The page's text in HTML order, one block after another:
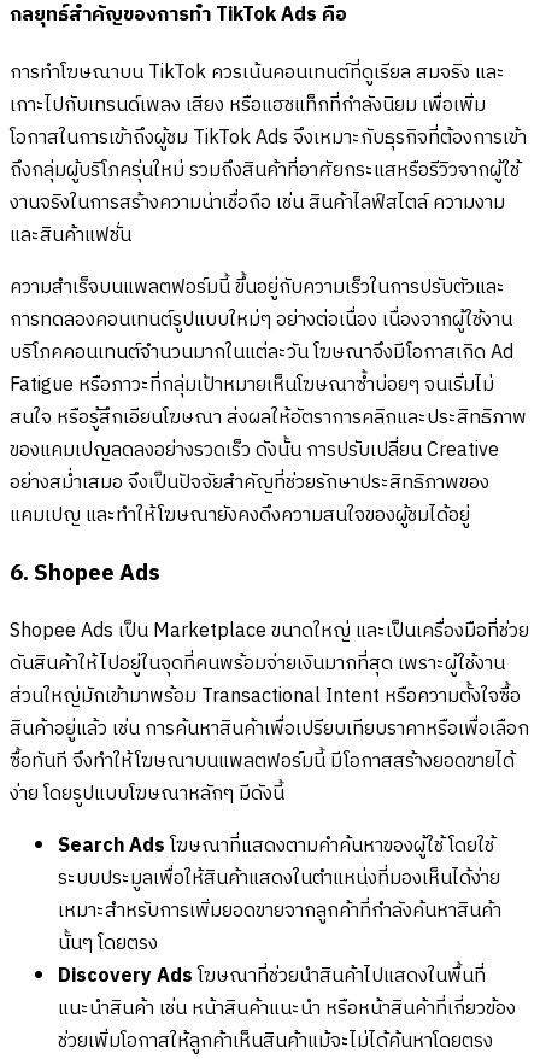
กลยุทธ์สำคัญของการทำ TikTok Ads คือ
การทำโฆษณาบน TikTok ควรเน้นคอนเทนต์ที่ดูเรียล สมจริง และ
เกาะไปกับเทรนด์เพลง เสียง หรือแฮชแท็กที่กำลังนิยม เพื่อเพิ่ม
โอกาสในการเข้าถึงผู้ชม TikTok Ads จึงเหมาะกับธุรกิจที่ต้องการเข้า
ถึงกลุ่มผู้บริโภครุ่นใหม่ รวมถึงสินค้าที่อาศัยกระแสหรือรีวิวจากผู้ใช้
งานจริงในการสร้างความน่าเชื่อถือ เช่น สินค้าไลฟ์สไตล์ ความงาม
และสินค้าแฟชั่น
ความสำเร็จบนแพลตฟอร์มนี้ ขึ้นอยู่กับความเร็วในการปรับตัวและ
การทดลองคอนเทนต์รูปแบบใหม่ๆ อย่างต่อเนื่อง เนื่องจากผู้ใช้งาน
บริโภคคอนเทนต์จำนวนมากในแต่ละวัน โฆษณาจึงมีโอกาสเกิด Ad
Fatigue หรือภาวะที่กลุ่มเป้าหมายเห็นโฆษณาซ้ำบ่อยๆ จนเริ่มไม่
สนใจ หรือรู้สึกเอียนโฆษณา ส่งผลให้อัตราการคลิกและประสิทธิภาพ
ของแคมเปญลดลงอย่างรวดเร็ว ดังนั้น การปรับเปลี่ยน Creative
อย่างสม่ำเสมอ จึงเป็นปัจจัยสำคัญที่ช่วยรักษาประสิทธิภาพของ
แคมเปญ และทำให้โฆษณายังคงดึงความสนใจของผู้ชมได้อยู่
6. Shopee Ads
Shopee Ads เป็น Marketplace ขนาดใหญ่ และเป็นเครื่องมือที่ช่วย
ดันสินค้าให้ไปอยู่ในจุดที่คนพร้อมจ่ายเงินมากที่สุด เพราะผู้ใช้งาน
ส่วนใหญ่มักเข้ามาพร้อม Transactional Intent หรือความตั้งใจซื้อ
สินค้าอยู่แล้ว เช่น การค้นหาสินค้าเพื่อเปรียบเทียบราคาหรือเพื่อเลือก
ซื้อทันที จึงทำให้โฆษณาบนแพลตฟอร์มนี้ มีโอกาสสร้างยอดขายได้
ง่าย โดยรูปแบบโฆษณาหลักๆ มีดังนี้
Search Adsโฆษณาที่แสดงตามคำค้นหาของผู้ใช้ โดยใช้
ระบบประมูลเพื่อให้สินค้าแสดงในตำแหน่งที่มองเห็นได้ง่าย
เหมาะสำหรับการเพิ่มยอดขายจากลูกค้าที่กำลังค้นหาสินค้า
นั้นๆ โดยตรง
Discovery Adsโฆษณาที่ช่วยนำสินค้าไปแสดงในพื้นที่
แนะนำสินค้า เช่น หน้าสินค้าแนะนำ หรือหน้าสินค้าที่เกี่ยวข้อง
ช่วยเพิ่มโอกาสให้ลูกค้าเห็นสินค้าแม้จะไม่ได้ค้นหาโดยตรง